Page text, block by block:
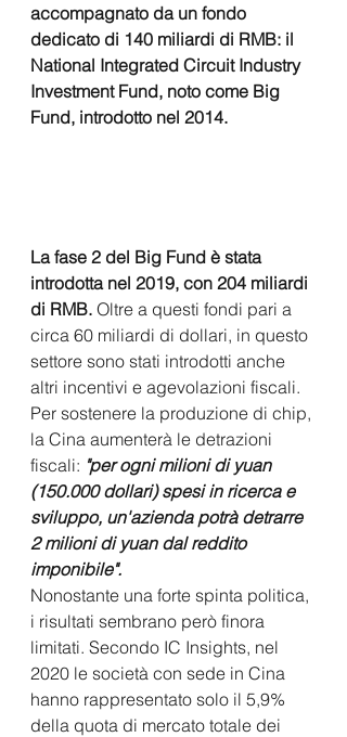
accompagnato da un fondo
dedicato di 140 miliardi di RMB: il
National Integrated Circuit Industry
Investment Fund, noto come Big
Fund, introdotto nel 2014.
La fase 2 del Big Fund è stata
introdotta nel 2019, con 204 miliardi
di RMB. Oltre a questi fondi pari a
circa 60 miliardi di dollari, in questo
settore sono stati introdotti anche
altri incentivi e agevolazioni fiscali.
Per sostenere la produzione di chip,
la Cina aumenterà le detrazioni
fiscali: "per ogni milioni di yuan
(150.000 dollari) spesi in ricerca e
sviluppo, un'azienda potrà detrarre
2 milioni di yuan dal reddito
imponibile".
Nonostante una forte spinta politica,
i risultati sembrano però finora
limitati. Secondo IC Insights, nel
2020 le società con sede in Cina
hanno rappresentato solo il 5,9%
della quota di mercato totale dei